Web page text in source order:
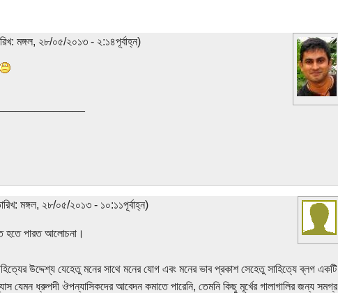
মঙ্গল, ২৮/০৫/২০১৩ - ২:১৪পূর্বাহ্ন)
মঙ্গল, ২৮/০৫/২০১৩ - ১০:১১পূর্বাহ্ন)
হতে পারত আলোচনা।
উদ্দেশ্য যেহেতু মনের সাথে মনের যোগ এবং মনের ভাব প্রকাশ সেহেতু সাহিত্যে ব্লগ একটি
যেমন ধ্রুপদী ঔপন্যাসিকদের আবেদন কমাতে পারেনি, তেমনি কিছু মূর্খের গালাগালির জন্য সমগ্র